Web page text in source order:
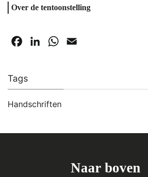
Over de tentoonstelling
FacebookLinkedInWhatsApp
Tags
Handschriften
Naar boven